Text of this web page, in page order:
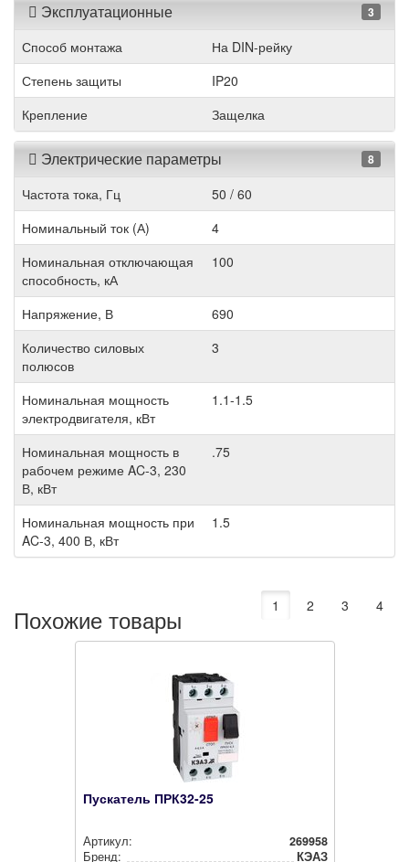
Эксплуатационные 3
Способ монтажа
На DIN-рейку
Степень защиты
IP20
Крепление
Защелка
Электрические параметры 8
Частота тока, Гц
50 / 60
Номинальный ток (А)
4
Номинальная отключающая
способность, кА
100
Напряжение, В
690
Количество силовых
полюсов
3
Номинальная мощность
электродвигателя, кВт
1.1-1.5
Номинальная мощность в
рабочем режиме AC-3, 230
В, кВт
.75
Номинальная мощность при
AC-3, 400 В, кВт
1.5
Похожие товары 1 2 3 4
Пускатель ПРК32-25
Артикул:
269958
Бренд:
КЭАЗ